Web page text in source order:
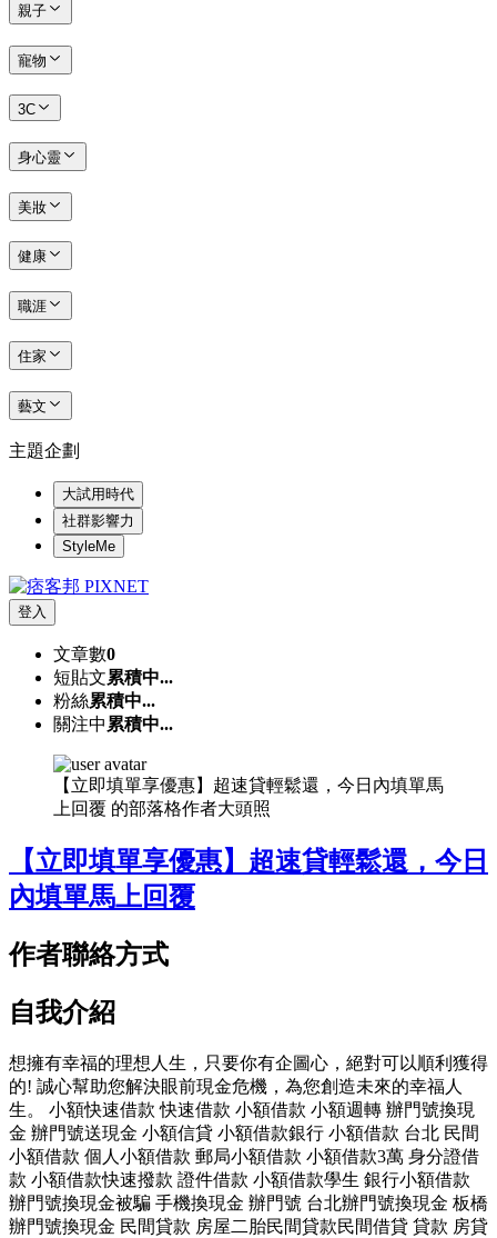
親子
寵物
3C
身心靈
美妝
健康
職涯
住家
藝文
主題企劃
大試用時代
社群影響力
StyleMe
登入
文章數0
短貼文累積中...
粉絲累積中...
關注中 累積中...
【立即填單享優惠】超速貸輕鬆還，今日內填單馬
上回覆 的部落格作者大頭照
【立即填單享優惠】超速貸輕鬆還，今日
內填單馬上回覆
作者聯絡方式
自我介紹
想擁有幸福的理想人生，只要你有企圖心，絕對可以順利獲得
的! 誠心幫助您解決眼前現金危機，為您創造未來的幸福人
生。 小額快速借款 快速借款 小額借款 小額週轉 辦門號換現
金 辦門號送現金 小額信貸 小額借款銀行 小額借款 台北 民間
小額借款 個人小額借款 郵局小額借款 小額借款3萬 身分證借
款 小額借款快速撥款 證件借款 小額借款學生 銀行小額借款
辦門號換現金被騙 手機換現金 辦門號 台北辦門號換現金 板橋
辦門號換現金 民間貸款 房屋二胎民間貸款民間借貸 貸款 房貸